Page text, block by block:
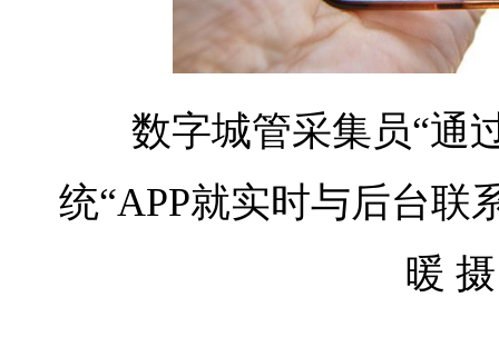
数字城管采集员“通
统“APP就实时与后台联
暖 摄